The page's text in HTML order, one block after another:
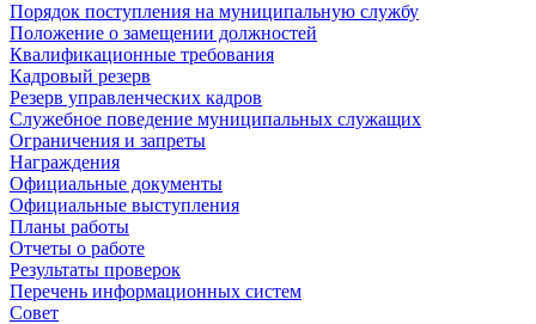
Порядок поступления на муниципальную службу
Положение о замещении должностей
Квалификационные требования
Кадровый резерв
Резерв управленческих кадров
Служебное поведение муниципальных служащих
Ограничения и запреты
Награждения
Официальные документы
Официальные выступления
Планы работы
Отчеты о работе
Результаты проверок
Перечень информационных систем
Совет